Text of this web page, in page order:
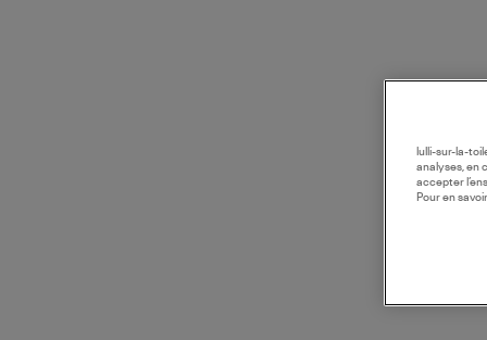
lulli-sur-la-
analyses, en
accepter
Pour en